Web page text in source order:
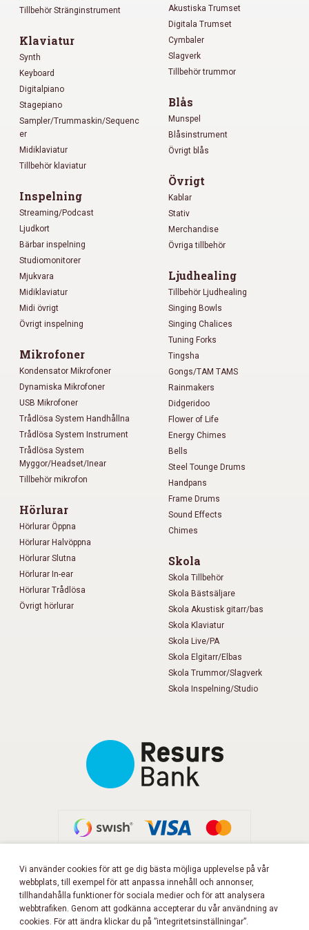
Tillbehör Stränginstrument
Klaviatur
Synth
Keyboard
Digitalpiano
Stagepiano
Sampler/Trummaskin/Sequenc
er
Midiklaviatur
Tillbehör klaviatur
Inspelning
Streaming/Podcast
Ljudkort
Bärbar inspelning
Studiomonitorer
Mjukvara
Midiklaviatur
Midi övrigt
Övrigt inspelning
Mikrofoner
Kondensator Mikrofoner
Dynamiska Mikrofoner
USB Mikrofoner
Trådlösa System Handhållna
Trådlösa System Instrument
Trådlösa System
Myggor/Headset/Inear
Tillbehör mikrofon
Hörlurar
Hörlurar Öppna
Hörlurar Halvöppna
Hörlurar Slutna
Hörlurar In-ear
Hörlurar Trådlösa
Övrigt hörlurar
Akustiska Trumset
Digitala Trumset
Cymbaler
Slagverk
Tillbehör trummor
Blås
Munspel
Blåsinstrument
Övrigt blås
Övrigt
Kablar
Stativ
Merchandise
Övriga tillbehör
Ljudhealing
Tillbehör Ljudhealing
Singing Bowls
Singing Chalices
Tuning Forks
Tingsha
Gongs/TAM TAMS
Rainmakers
Didgeridoo
Flower of Life
Energy Chimes
Bells
Steel Tounge Drums
Handpans
Frame Drums
Sound Effects
Chimes
Skola
Skola Tillbehör
Skola Bästsäljare
Skola Akustisk gitarr/bas
Skola Klaviatur
Skola Live/PA
Skola Elgitarr/Elbas
Skola Trummor/Slagverk
Skola Inspelning/Studio
FÖLJ OSS PÅ FACEBOOK!
Vi använder cookies för att ge dig bästa möjliga upplevelse på vår
webbplats, till exempel för att anpassa innehåll och annonser,
tillhandahålla funktioner för sociala medier och för att analysera
webbtrafiken. Genom att godkänna accepterar du vår användning av
cookies. För att ändra klickar du på ”integritetsinställningar”.